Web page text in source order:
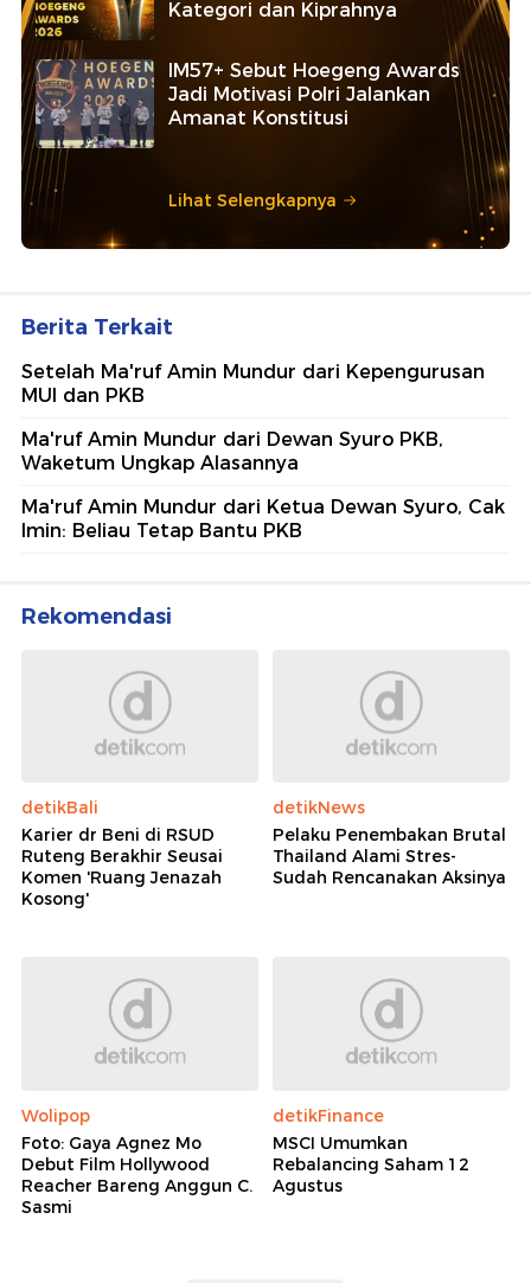
Kategori dan Kiprahnya
IM57+ Sebut Hoegeng Awards
Jadi Motivasi Polri Jalankan
Amanat Konstitusi
Lihat Selengkapnya
Berita Terkait
Setelah Ma'ruf Amin Mundur dari Kepengurusan
MUI dan PKB
Ma'ruf Amin Mundur dari Dewan Syuro PKB,
Waketum Ungkap Alasannya
Ma'ruf Amin Mundur dari Ketua Dewan Syuro, Cak
Imin: Beliau Tetap Bantu PKB
Rekomendasi
detikBali
Karier dr Beni di RSUD
Ruteng Berakhir Seusai
Komen 'Ruang Jenazah
Kosong'
detikNews
Pelaku Penembakan Brutal
Thailand Alami Stres-
Sudah Rencanakan Aksinya
Wolipop
Foto: Gaya Agnez Mo
Debut Film Hollywood
Reacher Bareng Anggun C.
Sasmi
detikFinance
MSCI Umumkan
Rebalancing Saham 12
Agustus